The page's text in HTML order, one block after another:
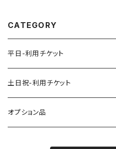
CATEGORY
平日-利用チケット
土日祝-利用チケット
オプション品